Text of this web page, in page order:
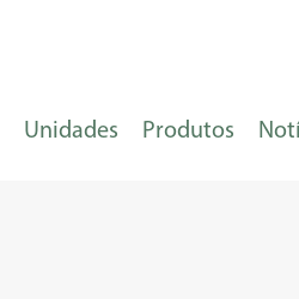
Unidades Produtos